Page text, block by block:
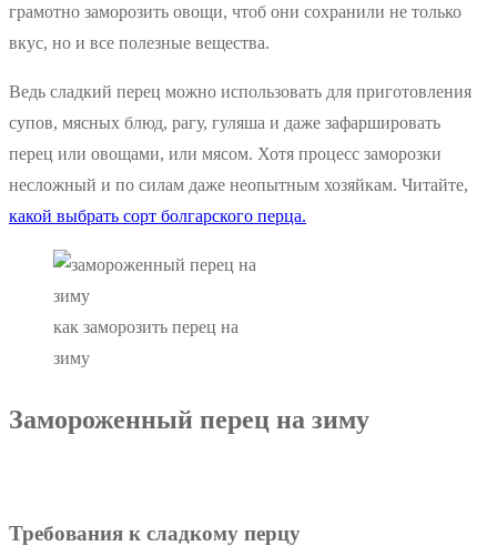
грамотно заморозить овощи, чтоб они сохранили не только
вкус, но и все полезные вещества.
Ведь сладкий перец можно использовать для приготовления
супов, мясных блюд, рагу, гуляша и даже зафаршировать
перец или овощами, или мясом. Хотя процесс заморозки
несложный и по силам даже неопытным хозяйкам. Читайте,
какой выбрать сорт болгарского перца.
как заморозить перец на
зиму
Замороженный перец на зиму
Требования к сладкому перцу